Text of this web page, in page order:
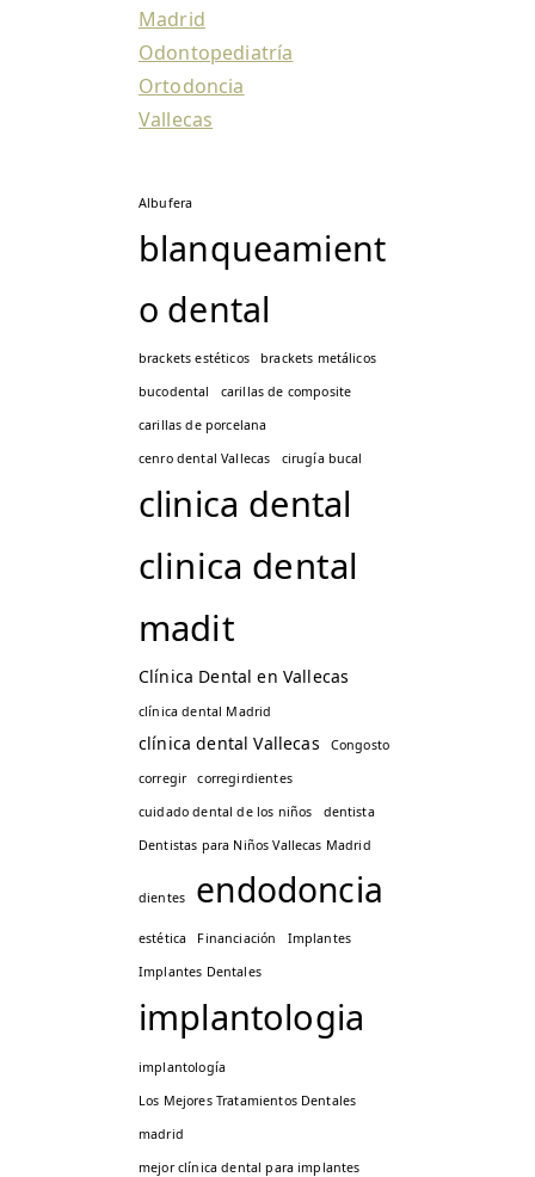
Madrid
Odontopediatría
Ortodoncia
Vallecas
Albufera
blanqueamient
o dental
brackets estéticos
brackets metálicos
bucodental
carillas de composite
carillas de porcelana
cenro dental Vallecas
cirugía bucal
clinica dental
clinica dental
madit
Clínica Dental en Vallecas
clínica dental Madrid
clínica dental Vallecas
Congosto
corregir
corregirdientes
cuidado dental de los niños
dentista
Dentistas para Niños Vallecas Madrid
dientes endodoncia
estética Financiación
Implantes
Implantes Dentales
implantologia
implantología
Los Mejores Tratamientos Dentales
madrid
mejor clínica dental para implantes